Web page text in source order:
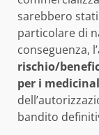
sarebbero
particolare di
conseguenza,
rischio/
per i
bandito